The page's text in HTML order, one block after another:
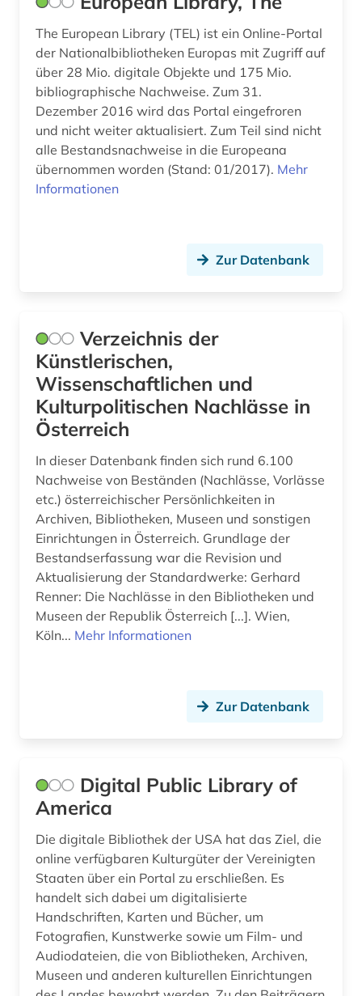
kloster (1)
kultur (2)
kulturwissenschaften (1)
kunst (2)
kunstgeschichte (1)
leopoldo (1)
lernförderung (1)
lernumgebung (1)
literatur (1)
literaturwissenschaft (1)
ludwig (1)
management (1)
matthias i (1)
mittel- und neulateinische philologie (1)
mittelalter (2)
museum (6)
museumskunde (1)
musik (1)
musikwissenschaft (1)
The European Library (TEL) ist ein Online-Portal
der Nationalbibliotheken Europas mit Zugriff auf
über 28 Mio. digitale Objekte und 175 Mio.
bibliographische Nachweise. Zum 31.
Dezember 2016 wird das Portal eingefroren
und nicht weiter aktualisiert. Zum Teil sind nicht
alle Bestandsnachweise in die Europeana
übernommen worden (Stand: 01/2017). Mehr
Informationen
Zur Datenbank
Verzeichnis der
Künstlerischen,
Wissenschaftlichen und
Kulturpolitischen Nachlässe in
Österreich
In dieser Datenbank finden sich rund 6.100
Nachweise von Beständen (Nachlässe, Vorlässe
etc.) österreichischer Persönlichkeiten in
Archiven, Bibliotheken, Museen und sonstigen
Einrichtungen in Österreich. Grundlage der
Bestandserfassung war die Revision und
Aktualisierung der Standardwerke: Gerhard
Renner: Die Nachlässe in den Bibliotheken und
Museen der Republik Österreich [...]. Wien,
Köln... Mehr Informationen
Zur Datenbank
Digital Public Library of
America
Die digitale Bibliothek der USA hat das Ziel, die
online verfügbaren Kulturgüter der Vereinigten
Staaten über ein Portal zu erschließen. Es
handelt sich dabei um digitalisierte
Handschriften, Karten und Bücher, um
Fotografien, Kunstwerke sowie um Film- und
Audiodateien, die von Bibliotheken, Archiven,
Museen und anderen kulturellen Einrichtungen